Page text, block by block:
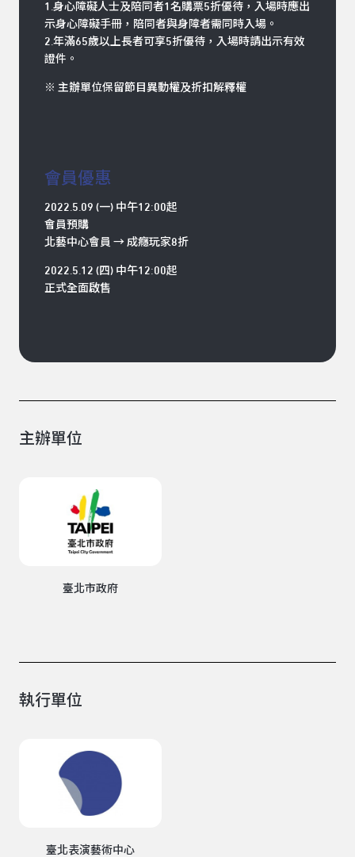
1.身心障礙人士及陪同者1名購票5折優待，入場時應出
示身心障礙手冊，陪同者與身障者需同時入場。
2.年滿65歲以上長者可享5折優待，入場時請出示有效
證件。
※ 主辦單位保留節目異動權及折扣解釋權
會員優惠
2022.5.09 (一) 中午12:00起
會員預購
北藝中心會員 → 成癮玩家8折
2022.5.12 (四) 中午12:00起
正式全面啟售
主辦單位
臺北市政府
執行單位
臺北表演藝術中心